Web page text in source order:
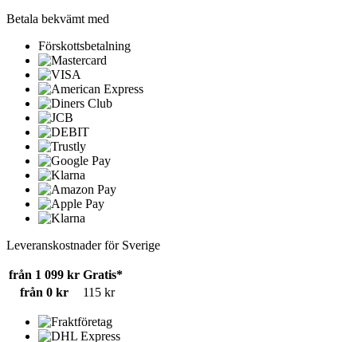
Betala bekvämt med
Förskottsbetalning
Leveranskostnader för Sverige
från 1 099 kr Gratis*
från 0 kr
115 kr